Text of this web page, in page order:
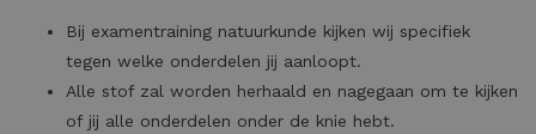
Bij examentraining natuurkunde kijken wij specifiek
tegen welke onderdelen jij aanloopt.
Alle stof zal worden herhaald en nagegaan om te kijken
of jij alle onderdelen onder de knie hebt.